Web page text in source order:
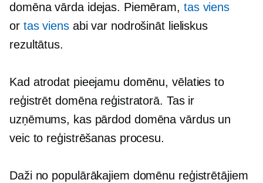
domēna vārda idejas. Piemēram, tas viens
or tas viensabi var nodrošināt lieliskus
rezultātus.
Kad atrodat pieejamu domēnu, vēlaties to
reģistrēt domēna reģistratorā. Tas ir
uzņēmums, kas pārdod domēna vārdus un
veic to reģistrēšanas procesu.
Daži no populārākajiem domēnu reģistrētājiem